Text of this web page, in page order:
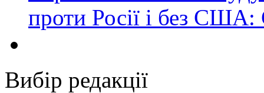
проти Росії і без США:
Вибір редакції